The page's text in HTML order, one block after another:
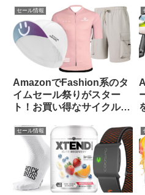
【Amazon プライムデーセ
ール】
セール情報
AmazonでFashion系のタ
イムセール祭りがスター
ト！お買い得なサイクルウ
ました
セール情報